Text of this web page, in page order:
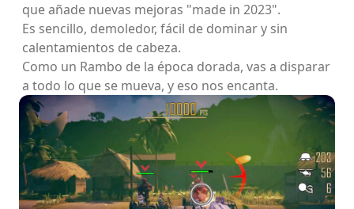
que añade nuevas mejoras "made in 2023".
Es sencillo, demoledor, fácil de dominar y sin
calentamientos de cabeza.
Como un Rambo de la época dorada, vas a disparar
a todo lo que se mueva, y eso nos encanta.